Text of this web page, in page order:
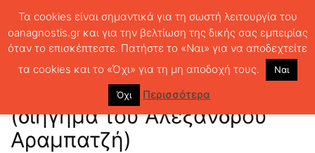
ΚΕΙΜΕΝΑ ΛΟΓΟΤΕΧΝΙΑΣ
Ο φόβος του επαρχιώτη (διήγημα
του Αλέξανδρου Αραμπατζή)
Ο φόβος του επαρχιώτη
(διήγημα του Αλέξανδρου
Αραμπατζή)
Τα cookies είναι σημαντικά για τη σωστή λειτουργία του
oanagnostis.gr και για την βελτίωση της δικής σας εμπειρίας
όταν το επισκέπτεστε. Πατήστε το «Ναι» για να αποδεχτείτε
τα cookies και το «Όχι» για τη μη αποδοχή τους.
Ναι
Όχι Περισσότερα